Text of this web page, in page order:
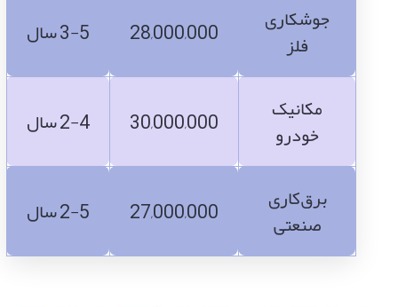
جوشکاری
فلز 28,000,000 3-5 سال
مکانیک
خودرو 30,000,000 2-4 سال
برق‌کاری
صنعتی 27,000,000 2-5 سال